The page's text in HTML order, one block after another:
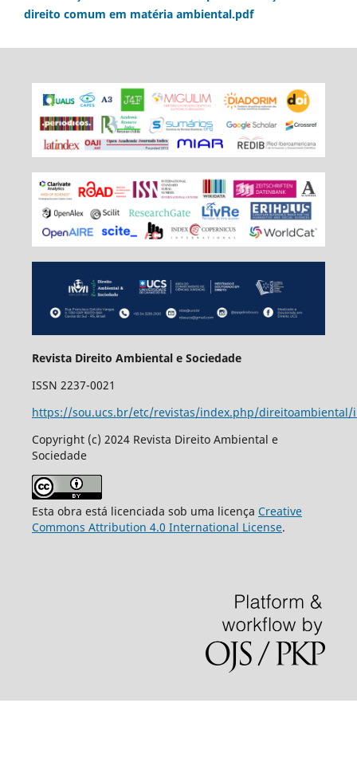
direito comum em matéria ambiental.pdf
Revista Direito Ambiental e Sociedade
ISSN 2237-0021
https://sou.ucs.br/etc/revistas/index.php/direitoambiental/
Copyright (c) 2024 Revista Direito Ambiental e
Sociedade
Esta obra está licenciada sob uma licença Creative
Commons Attribution 4.0 International License.